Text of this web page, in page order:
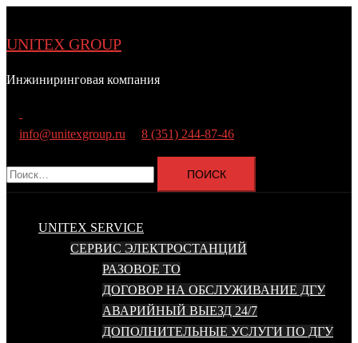
к
UNITEX GROUP
Инжиниринговая компания
info@unitexgroup.ru
8 (351) 244-87-46
Найти:
UNITEX SERVICE
СЕРВИС ЭЛЕКТРОСТАНЦИЙ
РАЗОВОЕ ТО
ДОГОВОР НА ОБСЛУЖИВАНИЕ ДГУ
АВАРИЙНЫЙ ВЫЕЗД 24/7
ДОПОЛНИТЕЛЬНЫЕ УСЛУГИ ПО ДГУ